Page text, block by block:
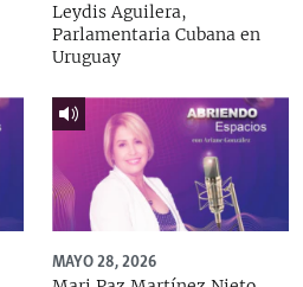
Leydis Aguilera,
Parlamentaria Cubana en
Uruguay
MAYO 28, 2026